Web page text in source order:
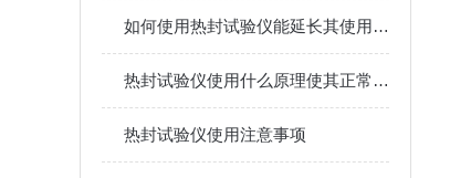
如何使用热封试验仪能延长其使用寿命？
热封试验仪使用什么原理使其正常工作？
热封试验仪使用注意事项